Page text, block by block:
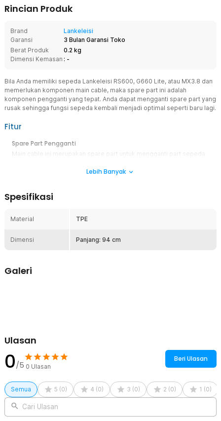
Rincian Produk
Brand
Lankeleisi
Garansi
3 Bulan Garansi Toko
Berat Produk
0.2 kg
Dimensi Kemasan : -
Bila Anda memiliki sepeda Lankeleisi RS600, G660 Lite, atau MX3.8 dan
memerlukan komponen main cable, maka spare part ini adalah
komponen pengganti yang tepat. Anda dapat mengganti spare part yang
rusak sehingga fungsi sepeda kembali menjadi optimal seperti baru lagi.
Fitur
Spare Part Pengganti
Main cable ini merupakan spare part untuk mengganti part sepeda
memasangkan spare part ini seperti part asli yang sudah terpasang
Bahan Berkualitas
penggunaanya. Kualitas spare part ini sama dengan kualitas part
Kesesuaian
yang sesuai dengan tipe sepeda untuk fungsi yang optimal.
Lebih Banyak
Spesifikasi
Material TPE
Dimensi Panjang: 94 cm
Galeri
Ulasan
0/5 0 Ulasan
Beri Ulasan
Semua 5 (0) 4 (0) 3 (0) 2 (0) 1 (0)
Cari Ulasan